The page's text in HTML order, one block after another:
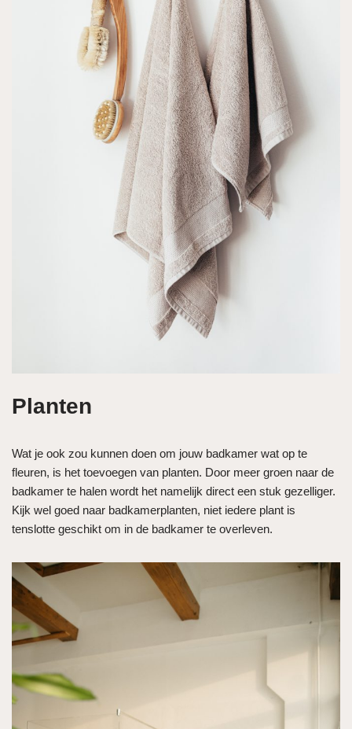
Planten
Wat je ook zou kunnen doen om jouw badkamer wat op te
fleuren, is het toevoegen van planten. Door meer groen naar de
badkamer te halen wordt het namelijk direct een stuk gezelliger.
Kijk wel goed naar badkamerplanten, niet iedere plant is
tenslotte geschikt om in de badkamer te overleven.